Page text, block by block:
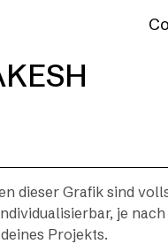
dieser Grafik sind
je nach
Projekts.